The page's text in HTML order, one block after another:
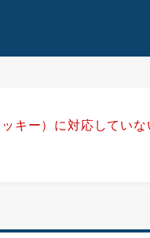
キー）に対応していな